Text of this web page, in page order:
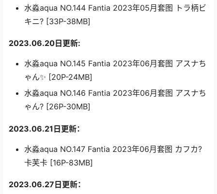
水淼aqua NO.144 Fantia 2023年05月套图 トラ柄ビ
キニ? [33P-38MB]
2023.06.20日更新:
水淼aqua NO.145 Fantia 2023年06月套图 アスナち
ゃん✨ [20P-24MB]
水淼aqua NO.146 Fantia 2023年06月套图 アスナち
ゃん? [26P-30MB]
2023.06.21日更新：
水淼aqua NO.147 Fantia 2023年06月套图 カフカ?️
卡芙卡 [16P-83MB]
2023.06.27日更新：